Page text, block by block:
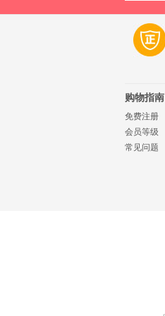
购物指南
免费注册
会员等级
常见问题